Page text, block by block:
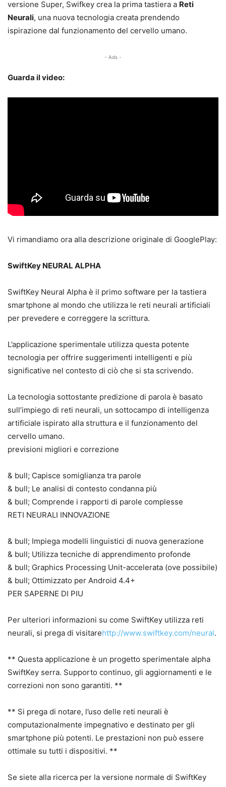
versione Super, Swifkey crea la prima tastiera a Reti
Neurali, una nuova tecnologia creata prendendo
ispirazione dal funzionamento del cervello umano.
- Ads -
Guarda il video:
Vi rimandiamo ora alla descrizione originale di GooglePlay:
SwiftKey NEURAL ALPHA
SwiftKey Neural Alpha è il primo software per la tastiera
smartphone al mondo che utilizza le reti neurali artificiali
per prevedere e correggere la scrittura.
L’applicazione sperimentale utilizza questa potente
tecnologia per offrire suggerimenti intelligenti e più
significative nel contesto di ciò che si sta scrivendo.
La tecnologia sottostante predizione di parola è basato
sull’impiego di reti neurali, un sottocampo di intelligenza
artificiale ispirato alla struttura e il funzionamento del
cervello umano.
previsioni migliori e correzione
& bull; Capisce somiglianza tra parole
& bull; Le analisi di contesto condanna più
& bull; Comprende i rapporti di parole complesse
RETI NEURALI INNOVAZIONE
& bull; Impiega modelli linguistici di nuova generazione
& bull; Utilizza tecniche di apprendimento profonde
& bull; Graphics Processing Unit-accelerata (ove possibile)
& bull; Ottimizzato per Android 4.4+
PER SAPERNE DI PIU
Per ulteriori informazioni su come SwiftKey utilizza reti
neurali, si prega di visitarehttp://www.swiftkey.com/neural.
** Questa applicazione è un progetto sperimentale alpha
SwiftKey serra. Supporto continuo, gli aggiornamenti e le
correzioni non sono garantiti. **
** Si prega di notare, l’uso delle reti neurali è
computazionalmente impegnativo e destinato per gli
smartphone più potenti. Le prestazioni non può essere
ottimale su tutti i dispositivi. **
Se siete alla ricerca per la versione normale di SwiftKey